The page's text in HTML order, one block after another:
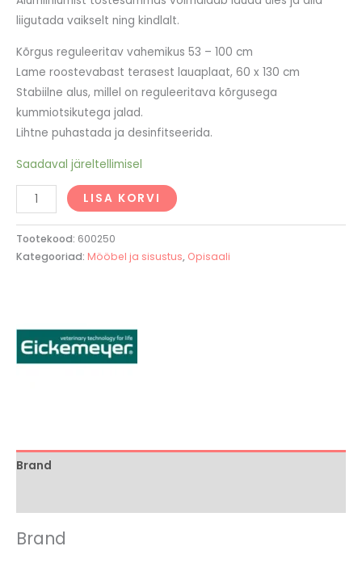
liigutada vaikselt ning kindlalt.
Kõrgus reguleeritav vahemikus 53 – 100 cm
Lame roostevabast terasest lauaplaat, 60 x 130 cm
Stabiilne alus, millel on reguleeritava kõrgusega
kummiotsikutega jalad.
Lihtne puhastada ja desinfitseerida.
Saadaval järeltellimisel
LISA KORVI
Tootekood: 600250
Kategooriad: Mööbel ja sisustus, Opisaali
Brand
Brand